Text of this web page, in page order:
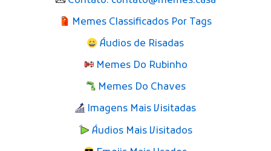
Memes Classificados Por Tags
Áudios de Risadas
Memes Do Rubinho
Memes Do Chaves
Imagens Mais Visitadas
Áudios Mais Visitados